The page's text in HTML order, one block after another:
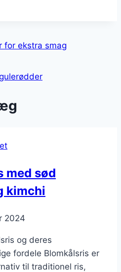
for ekstra smag
med sød
kimchi
2024
og deres
fordele Blomkålsris er
til traditionel ris,